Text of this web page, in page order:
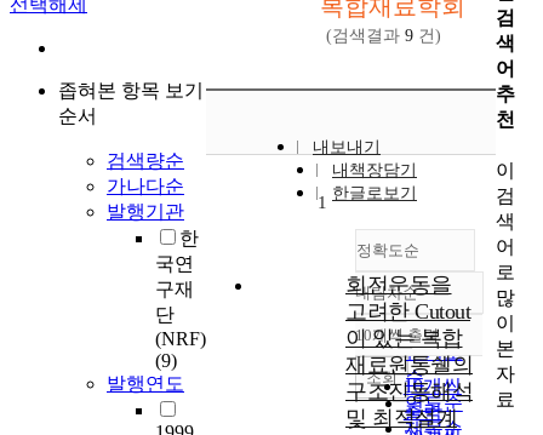
선택해제
좁혀본 항목 보기
순서
검색량순
가나다순
발행기관
한
국연
구재
단
(NRF)
(9)
발행연도
복합재료학회
(검색결과 9 건)
내보내기
내책장담기
한글로보기
정확도순
정확도
순
인기도
순
연도순
제목순
내림차순
내림차순
10개씩 출력
10개씩
출력
조회
1
회전운동을
고려한 Cutout
이 있는 복합
재료원통쉘의
구조진동해석
및 최적설계
검
색
어
추
천
이
검
색
어
로
많
이
본
자
료